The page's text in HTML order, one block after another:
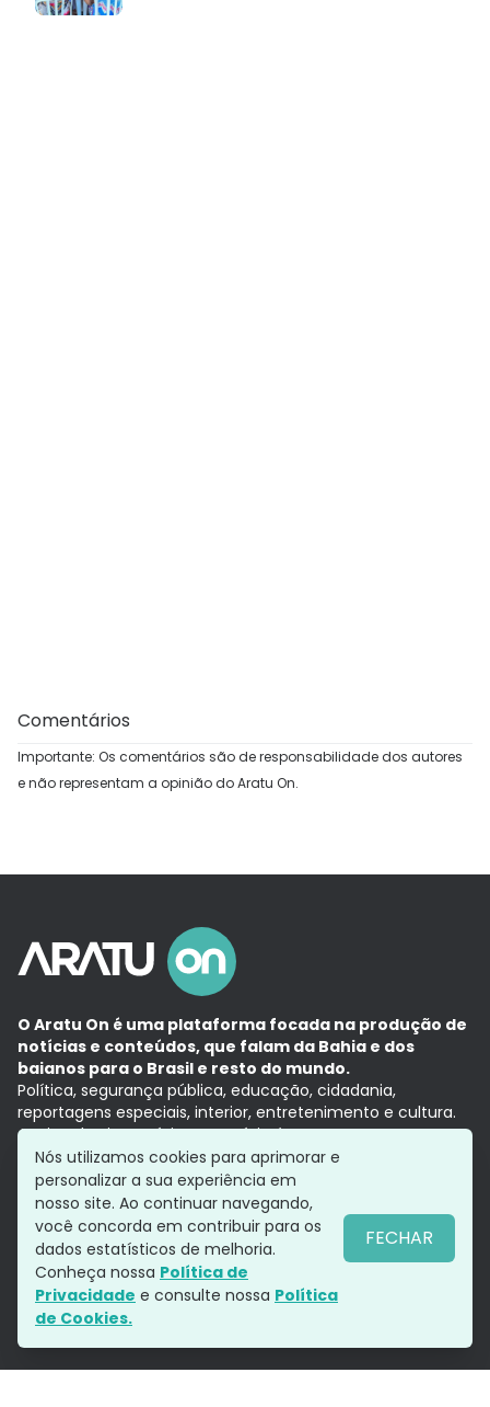
Comentários
Importante: Os comentários são de responsabilidade dos autores
e não representam a opinião do Aratu On.
O Aratu On é uma plataforma focada na produção de
notícias e conteúdos, que falam da Bahia e dos
baianos para o Brasil e resto do mundo.
Política, segurança pública, educação, cidadania,
reportagens especiais, interior, entretenimento e cultura.
Aqui, tudo vira notícia e a notícia é no tempo presente,
com a credibilidade do Grupo Aratu.
Grupo Aratu
Política de privacidade
Siga-nos
Nós utilizamos cookies para aprimorar e
personalizar a sua experiência em
nosso site. Ao continuar navegando,
você concorda em contribuir para os
dados estatísticos de melhoria.
Conheça nossa Política de
Privacidade e consulte nossa Política
de Cookies.
FECHAR